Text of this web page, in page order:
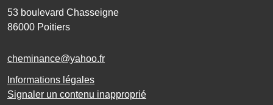
53 boulevard Chasseigne
86000 Poitiers
cheminance@yahoo.fr
Informations légales
Signaler un contenu inapproprié